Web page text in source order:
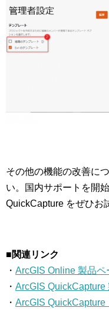
その他の機能の改善に
い。国内サポートを開
QuickCapture をぜひお
■関連リンク
・ ArcGIS Online 製品ペ
・ ArcGIS QuickCapture
・ ArcGIS QuickCapture